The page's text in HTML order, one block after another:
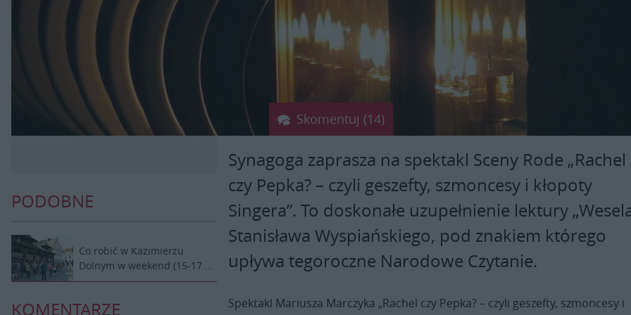
Skomentuj (14)
PODOBNE
Co robić w Kazimierzu
Dolnym w weekend (15-17 ...
KOMENTARZE
Synagoga zaprasza na spektakl Sceny Rode „Rachel
czy Pepka? – czyli geszefty, szmoncesy i kłopoty
Singera”. To doskonałe uzupełnienie lektury
Stanisława Wyspiańskiego, pod znakiem którego
upływa tegoroczne Narodowe Czytanie.
Spektakl Mariusza Marczyka „Rachel czy Pepka? – czyli geszefty, szmoncesy i